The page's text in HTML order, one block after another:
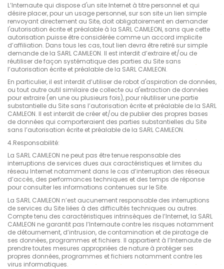
L’Internaute qui dispose d'un site Internet à titre personnel et qui
désire placer, pour un usage personnel, sur son site un lien simple
renvoyant directement au Site, doit obligatoirement en demander
l'autorisation écrite et préalable à la SARL CAMLEON, sans que cette
autorisation puisse être considérée comme un accord implicite
d’affiliation. Dans tous les cas, tout lien devra être retiré sur simple
demande de la SARL CAMLEON. Il est interdit d’extraire et/ou de
réutiliser de façon systématique des parties du Site sans
l’autorisation écrite et préalable de la SARL CAMLEON.
En particulier, il est interdit d’utiliser de robot d'aspiration de données,
ou tout autre outil similaire de collecte ou d'extraction de données
pour extraire (en une ou plusieurs fois), pour réutiliser une partie
substantielle du Site sans l’autorisation écrite et préalable de la SARL
CAMLEON. Il est interdit de créer et/ou de publier des propres bases
de données qui comporteraient des parties substantielles du Site
sans l’autorisation écrite et préalable de la SARL CAMLEON.
4.Responsabilité:
La SARL CAMLEON ne peut pas être tenue responsable des
interruptions de services dues aux caractéristiques et limites du
réseau Internet notamment dans le cas d’interruption des réseaux
d’accès, des performances techniques et des temps de réponse
pour consulter les informations contenues sur le Site.
La SARL CAMLEON n’est aucunement responsable des interruptions
de services du Site liées à des difficultés techniques ou autres.
Compte tenu des caractéristiques intrinsèques de l’Internet, la SARL
CAMLEON ne garantit pas l’Internaute contre les risques notamment
de détournement, d’intrusion, de contamination et de piratage de
ses données, programmes et fichiers. Il appartient à l’Internaute de
prendre toutes mesures appropriées de nature à protéger ses
propres données, programmes et fichiers notamment contre les
virus informatiques.